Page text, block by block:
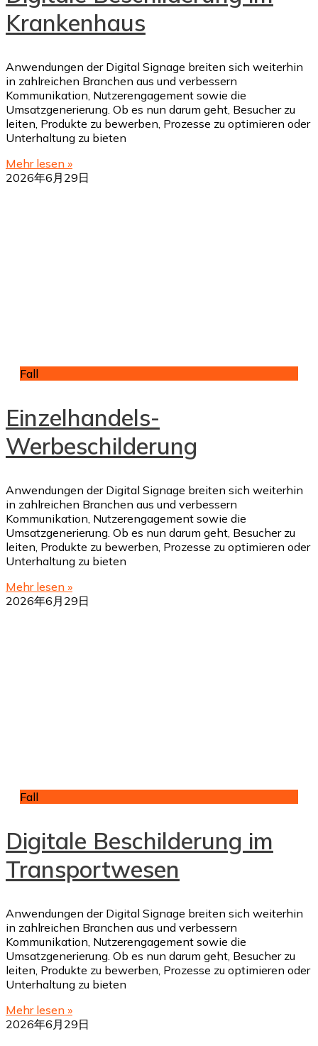
Krankenhaus
Anwendungen der Digital Signage breiten sich weiterhin
in zahlreichen Branchen aus und verbessern
Kommunikation, Nutzerengagement sowie die
Umsatzgenerierung. Ob es nun darum geht, Besucher zu
leiten, Produkte zu bewerben, Prozesse zu optimieren oder
Unterhaltung zu bieten
Mehr lesen »
2026年6月29日
Fall
Einzelhandels-
Werbeschilderung
Anwendungen der Digital Signage breiten sich weiterhin
in zahlreichen Branchen aus und verbessern
Kommunikation, Nutzerengagement sowie die
Umsatzgenerierung. Ob es nun darum geht, Besucher zu
leiten, Produkte zu bewerben, Prozesse zu optimieren oder
Unterhaltung zu bieten
Mehr lesen »
2026年6月29日
Fall
Digitale Beschilderung im
Transportwesen
Anwendungen der Digital Signage breiten sich weiterhin
in zahlreichen Branchen aus und verbessern
Kommunikation, Nutzerengagement sowie die
Umsatzgenerierung. Ob es nun darum geht, Besucher zu
leiten, Produkte zu bewerben, Prozesse zu optimieren oder
Unterhaltung zu bieten
Mehr lesen »
2026年6月29日